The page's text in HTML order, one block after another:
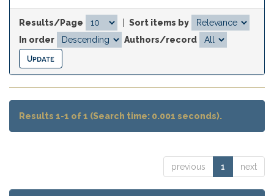
Results/Page
Sort items by
In order
Authors/record
Results 1-1 of 1 (Search time: 0.001 seconds).
previous 1 next